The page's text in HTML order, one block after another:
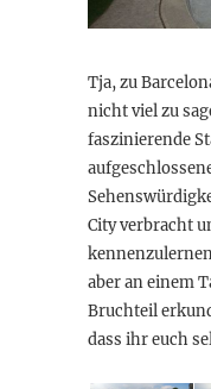
Tja, zu
nicht viel zu
faszinierende
City verbracht
aber an einem
Bruchteil
dass ihr euch